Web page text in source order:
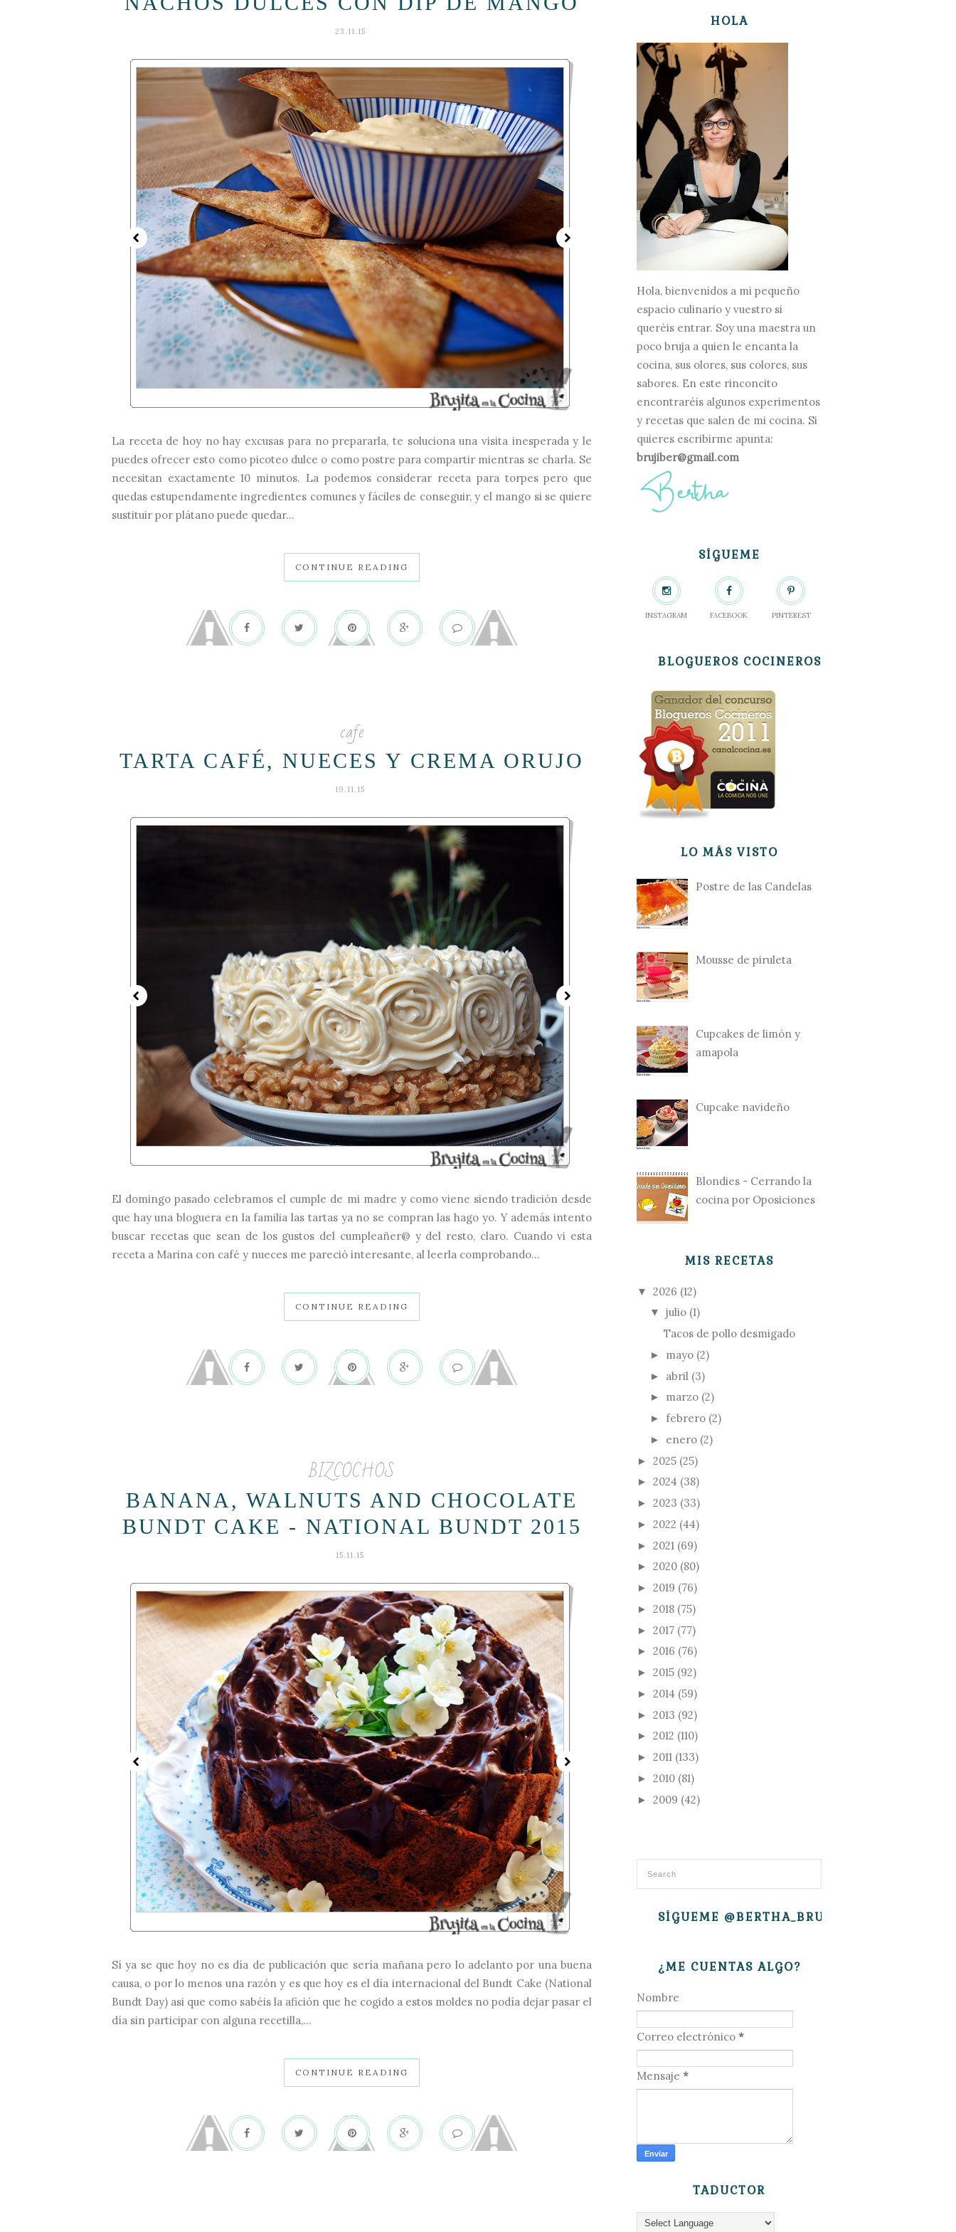
23.11.15
La receta de hoy no hay excusas para no prepararla, te soluciona una visita inesperada y le
puedes ofrecer esto como picoteo dulce o como postre para compartir mientras se charla. Se
necesitan exactamente 10 minutos. La podemos considerar receta para torpes pero que
quedas estupendamente ingredientes comunes y fáciles de conseguir, y el mango si se quiere
sustituir por plátano puede quedar...
CONTINUE READING
cafe
TARTA CAFÉ, NUECES Y CREMA ORUJO
19.11.15
El domingo pasado celebramos el cumple de mi madre y como viene siendo tradición desde
que hay una bloguera en la familia las tartas ya no se compran las hago yo. Y además intento
buscar recetas que sean de los gustos del cumpleañer@ y del resto, claro. Cuando vi esta
receta a Marina con café y nueces me pareció interesante, al leerla comprobando...
CONTINUE READING
BIZCOCHOS
BANANA, WALNUTS AND CHOCOLATE
BUNDT CAKE - NATIONAL BUNDT 2015
15.11.15
Sí ya se que hoy no es día de publicación que sería mañana pero lo adelanto por una buena
causa, o por lo menos una razón y es que hoy es el día internacional del Bundt Cake (National
Bundt Day) asi que como sabéis la afición que he cogido a estos moldes no podía dejar pasar el
día sin participar con alguna recetilla,...
CONTINUE READING
HOLA
Hola, bienvenidos a mi pequeño
espacio culinario y vuestro si
queréis entrar. Soy una maestra un
poco bruja a quien le encanta la
cocina, sus olores, sus colores, sus
sabores. En este rinconcito
encontraréis algunos experimentos
y recetas que salen de mi cocina. Si
quieres escribirme apunta:
brujiber@gmail.com
SÍGUEME
INSTAGRAM FACEBOOK PINTEREST
BLOGUEROS COCINEROS
LO MÁS VISTO
Postre de las Candelas
Mousse de piruleta
Cupcakes de limón y
amapola
Cupcake navideño
Blondies - Cerrando la
cocina por Oposiciones
MIS RECETAS
▼ 2026 (12)
▼ julio (1)
Tacos de pollo desmigado
► mayo (2)
► abril (3)
► marzo (2)
► febrero (2)
► enero (2)
► 2025 (25)
► 2024 (38)
► 2023 (33)
► 2022 (44)
► 2021 (69)
► 2020 (80)
► 2019 (76)
► 2018 (75)
► 2017 (77)
► 2016 (76)
► 2015 (92)
► 2014 (59)
► 2013 (92)
► 2012 (110)
► 2011 (133)
► 2010 (81)
► 2009 (42)
SÍGUEME @BERTHA_BRUJITA
¿ME CUENTAS ALGO?
Nombre
Correo electrónico *
Mensaje *
TADUCTOR